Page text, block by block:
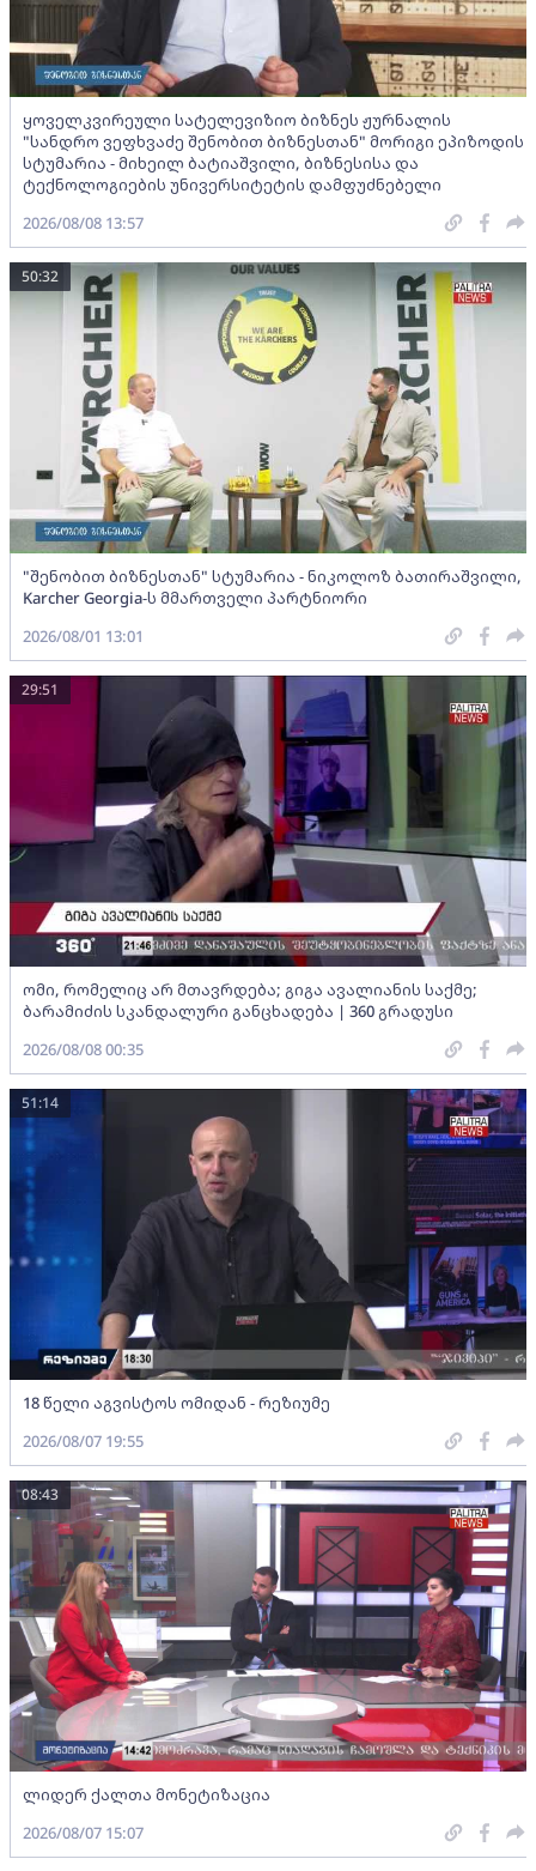
ყოველკვირეული სატელევიზიო ბიზნეს ჟურნალის
"სანდრო ვეფხვაძე შენობით ბიზნესთან" მორიგი ეპიზოდის
სტუმარია - მიხეილ ბატიაშვილი, ბიზნესისა და
ტექნოლოგიების უნივერსიტეტის დამფუძნებელი
2026/08/08 13:57
"შენობით ბიზნესთან" სტუმარია - ნიკოლოზ ბათირაშვილი,
Karcher Georgia-ს მმართველი პარტნიორი
50:32
2026/08/01 13:01
ომი, რომელიც არ მთავრდება; გიგა ავალიანის საქმე;
ბარამიძის სკანდალური განცხადება | 360 გრადუსი
29:51
2026/08/08 00:35
18 წელი აგვისტოს ომიდან - რეზიუმე
51:14
2026/08/07 19:55
ლიდერ ქალთა მონეტიზაცია
08:43
2026/08/07 15:07